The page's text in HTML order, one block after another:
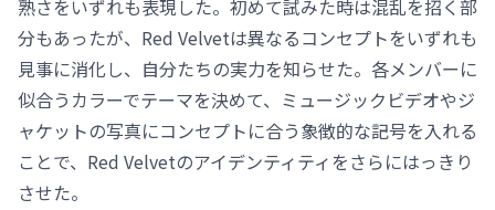
熟さをいずれも表現した。初めて試みた時は混乱を招く部
分もあったが、Red Velvetは異なるコンセプトをいずれも
見事に消化し、自分たちの実力を知らせた。各メンバーに
似合うカラーでテーマを決めて、ミュージックビデオやジ
ャケットの写真にコンセプトに合う象徴的な記号を入れる
ことで、Red Velvetのアイデンティティをさらにはっきり
させた。